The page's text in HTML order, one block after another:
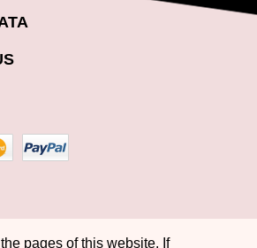
pages of this website. If